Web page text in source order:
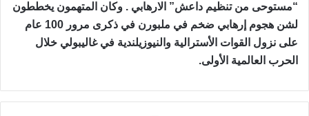
“مستوحى من تنظيم داعش” الارهابي . وكان المتهمون يخططون
لشن هجوم إرهابي ضخم في ملبورن في ذكرى مرور 100 عام
على نزول القوات الأسترالية والنيوزيلندية في غاليبولي خلال
الحرب العالمية الأولى.